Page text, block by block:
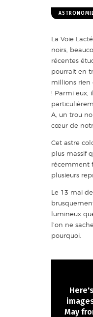
La Voie
noirs,
récentes
pourrait en
millions rien
! Parmi eux,
A, un trou
cœur de
Cet astre
plus massif
récemment
plusieurs
Le 13 mai
lumineux
l’on ne
pourquoi.
May